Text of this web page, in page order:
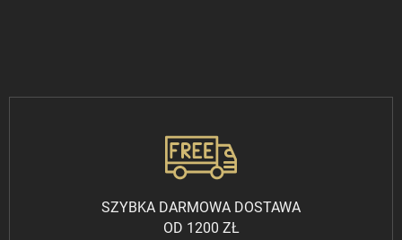
SZYBKA DARMOWA DOSTAWA
OD 1200 ZŁ